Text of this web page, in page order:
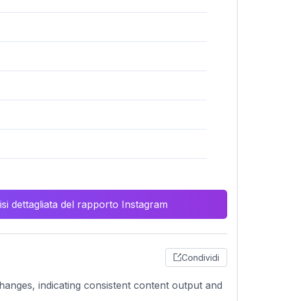
dettagliata del rapporto Instagram
Condividi
indicating consistent content output and